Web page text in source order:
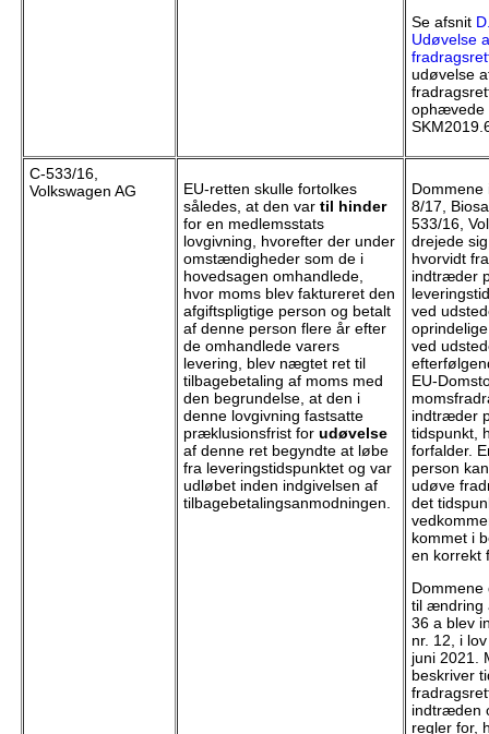
Se afsnit
Udøvelse
udøvelse
ophævede
C-533/16,
Volkswagen AG
EU-retten skulle fortolkes
således, at den var til hinder
for en medlemsstats
lovgivning, hvorefter der under
omstændigheder som de i
hovedsagen omhandlede,
hvor moms blev faktureret den
afgiftspligtige person og betalt
af denne person flere år efter
de omhandlede varers
levering, blev nægtet ret til
tilbagebetaling af moms med
den begrundelse, at den i
denne lovgivning fastsatte
præklusionsfrist for udøvelse
af denne ret begyndte at løbe
fra leveringstidspunktet og var
udløbet inden indgivelsen af
tilbagebetalingsanmodningen.
Dommene
8/17,
533/16,
drejede
hvorvidt
indtræder
ved
ved
EU-
indtræder
tidspunkt,
forfalder.
person
udøve
det
kommet i
en korrekt
Dommene
til ændring
36 a blev
nr. 12, i
juni 2021.
beskriver
indtræden
regler for,